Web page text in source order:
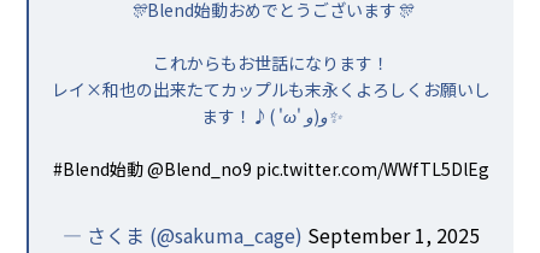
🎊Blend始動おめでとうございます🎊
これからもお世話になります！
レイ×和也の出来たてカップルも末永くよろしくお願いし
ます！♪( 'ω' و(و✨
#Blend始動@Blend_no9 pic.twitter.com/WWfTL5DlEg
— さくま (@sakuma_cage) September 1, 2025